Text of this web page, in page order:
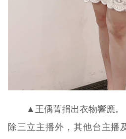
▲王偊菁捐出衣物響應。
除三立主播外，其他台主播